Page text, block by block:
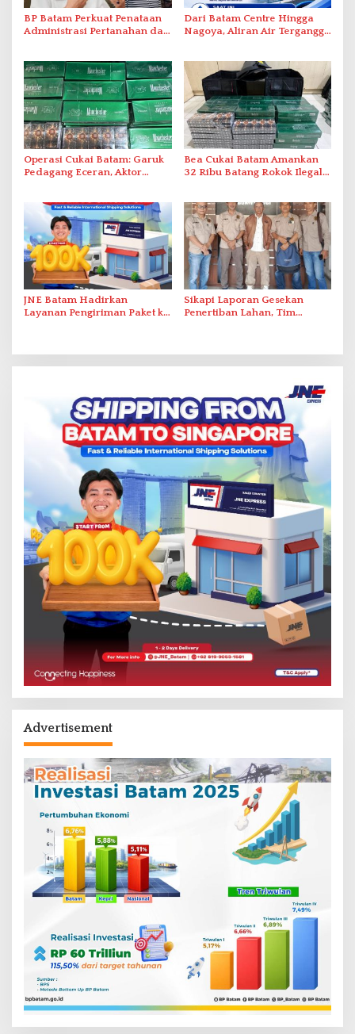
BP Batam Perkuat Penataan
Administrasi Pertanahan dan
Dari Batam Centre Hingga
Nagoya, Aliran Air Terganggu
Operasi Cukai Batam: Garuk
Pedagang Eceran, Aktor
Bea Cukai Batam Amankan
32 Ribu Batang Rokok Ilegal
JNE Batam Hadirkan
Layanan Pengiriman Paket ke
Sikapi Laporan Gesekan
Penertiban Lahan, Tim
Advertisement